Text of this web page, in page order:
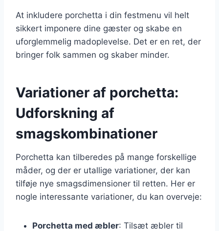
At inkludere porchetta i din festmenu vil helt
sikkert imponere dine gæster og skabe en
uforglemmelig madoplevelse. Det er en ret, der
bringer folk sammen og skaber minder.
Variationer af porchetta:
Udforskning af
smagskombinationer
Porchetta kan tilberedes på mange forskellige
måder, og der er utallige variationer, der kan
tilføje nye smagsdimensioner til retten. Her er
nogle interessante variationer, du kan overveje:
Porchetta med æbler: Tilsæt æbler til